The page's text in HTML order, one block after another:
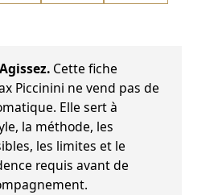
Cette fiche
Piccinini ne vend pas de
Elle sert à
la méthode, les
les limites et le
requis avant de